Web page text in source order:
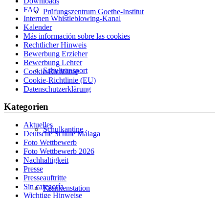
Prüfungszentrum Goethe-Institut
Schultransport
Schulkantine
Krankenstation
FAQ
Internen Whistleblowing-Kanal
Kalender
Más información sobre las cookies
Rechtlicher Hinweis
Bewerbung Erzieher
Bewerbung Lehrer
Cookie-Richtlinie
Cookie-Richtlinie (EU)
Datenschutzerklärung
Kategorien
Aktuelles
Deutsche Schule Málaga
Foto Wettbewerb
Foto Wettbewerb 2026
Nachhaltigkeit
Presse
Presseauftritte
Sin categoría
Wichtige Hinweise